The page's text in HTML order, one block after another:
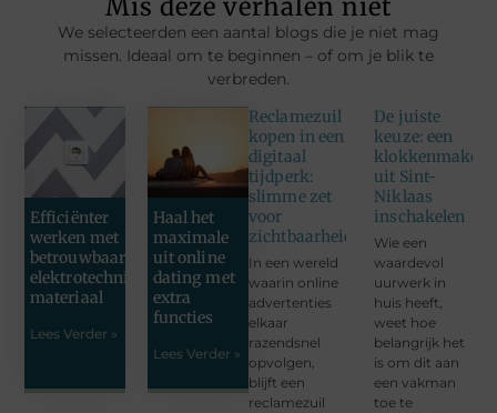
Mis deze verhalen niet
We selecteerden een aantal blogs die je niet mag
missen. Ideaal om te beginnen – of om je blik te
verbreden.
Efficiënter
werken met
betrouwbaar
elektrotechnisch
materiaal
Lees Verder »
Haal het
maximale
uit online
dating met
extra
functies
Lees Verder »
Reclamezuil
kopen in een
digitaal
tijdperk:
slimme zet
voor
zichtbaarheid
In een wereld
waarin online
advertenties
elkaar
razendsnel
opvolgen,
blijft een
reclamezuil
De juiste
keuze: een
klokkenmaker
uit Sint-
Niklaas
inschakelen
Wie een
waardevol
uurwerk in
huis heeft,
weet hoe
belangrijk het
is om dit aan
een vakman
toe te